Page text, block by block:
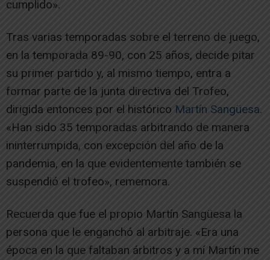
cumplido».
Tras varias temporadas sobre el terreno de juego,
en la temporada 89-90, con 25 años, decide pitar
su primer partido y, al mismo tiempo, entra a
formar parte de la junta directiva del Trofeo,
dirigida entonces por el histórico Martín Sangüesa.
«Han sido 35 temporadas arbitrando de manera
ininterrumpida, con excepción del año de la
pandemia, en la que evidentemente también se
suspendió el trofeo», rememora.
Recuerda que fue el propio Martín Sangüesa la
persona que le enganchó al arbitraje. «Era una
época en la que faltaban árbitros y a mí Martín me